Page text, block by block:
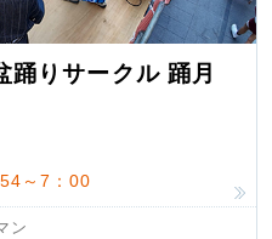
りサークル 踊月
～7：00
ン